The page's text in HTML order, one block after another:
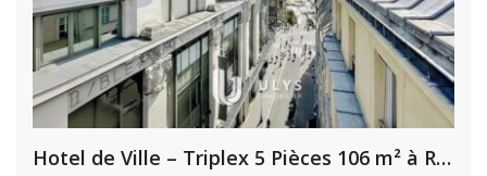
Hotel de Ville – Triplex 5 Pièces 106 m² à Rafraichir